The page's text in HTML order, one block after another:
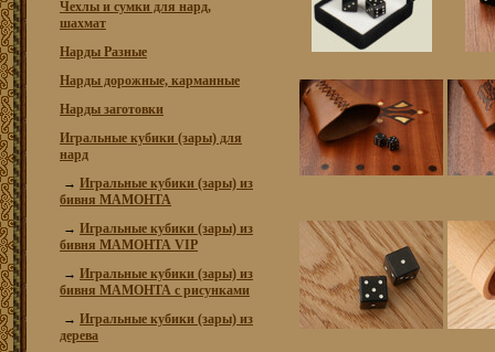
Чехлы и сумки для нард,
шахмат
Нарды Разные
Нарды дорожные, карманные
Нарды заготовки
Игральные кубики (зары) для
нард
→ Игральные кубики (зары) из
бивня МАМОНТА
→ Игральные кубики (зары) из
бивня МАМОНТА VIP
→ Игральные кубики (зары) из
бивня МАМОНТА с рисунками
→ Игральные кубики (зары) из
дерева